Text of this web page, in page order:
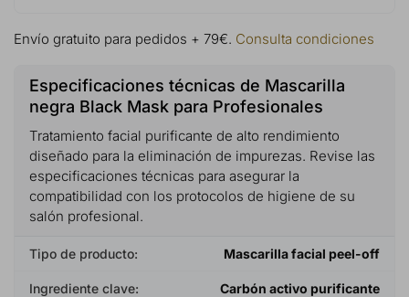
Envío gratuito para pedidos + 79€. Consulta condiciones
Especificaciones técnicas de Mascarilla
negra Black Mask para Profesionales
Tratamiento facial purificante de alto rendimiento
diseñado para la eliminación de impurezas. Revise las
especificaciones técnicas para asegurar la
compatibilidad con los protocolos de higiene de su
salón profesional.
Tipo de producto: Mascarilla facial peel-off
Ingrediente clave: Carbón activo purificante